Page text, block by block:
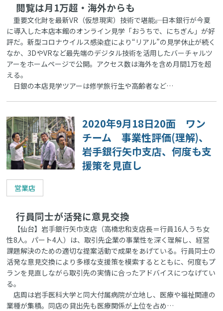
閲覧は月1万超・海外からも
重要文化財を最新VR（仮想現実）技術で堪能――。日本銀行が今夏
に導入した本店本館のオンライン見学「おうちで、にちぎん」が好
評だ。新型コロナウイルス感染症により“リアル”の見学休止が続く
なか、3DやVRなど最先端のデジタル技術を活用したバーチャルツ
アーをホームページで公開。アクセス数は海外を含め月間1万を超
える。
日銀の本店見学ツアーは修学旅行生や高齢者など…
2020年9月18日20面 ワン
チーム 事業性評価(理解)、
岩手銀行矢巾支店、何度も支
援策を見直し
営業店
行員同士が活発に意見交換
【仙台】岩手銀行矢巾支店（高橋忠和支店長＝行員16人うち女
性8人。パート4人）は、取引先企業の事業性を深く理解し、経営
課題解決のための適切な提案活動で成果をあげている。行員同士の
活発な意見交換により多様な支援策を模索するとともに、何度もプ
ランを見直しながら取引先の実情に合ったアドバイスにつなげてい
る。
店周は岩手医科大学と同大付属病院が立地し、医療や福祉関連の
業種が集積。同店の貸出先も医療関係が上位を占め…